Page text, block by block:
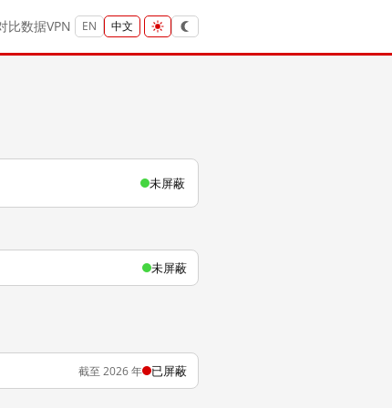
比数据VPN EN 中文
未屏蔽
未屏蔽
截至 2026 年 已屏蔽